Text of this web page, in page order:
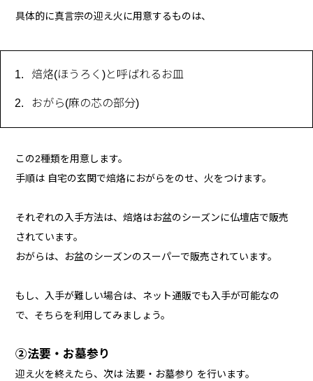
具体的に真言宗の迎え火に用意するものは、
焙烙(ほうろく)と呼ばれるお皿
おがら(麻の芯の部分)
この2種類を用意します。
手順は 自宅の玄関で焙烙におがらをのせ、火をつけます。
それぞれの入手方法は、焙烙はお盆のシーズンに仏壇店で販売
されています。
おがらは、お盆のシーズンのスーパーで販売されています。
もし、入手が難しい場合は、ネット通販でも入手が可能なの
で、そちらを利用してみましょう。
②法要・お墓参り
迎え火を終えたら、次は 法要・お墓参り を行います。